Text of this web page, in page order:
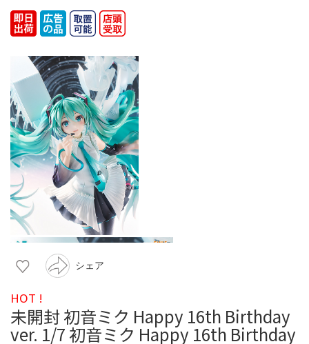
シェア
HOT !
未開封 初音ミク Happy 16th Birthday
ver. 1/7 初音ミク Happy 16th Birthday